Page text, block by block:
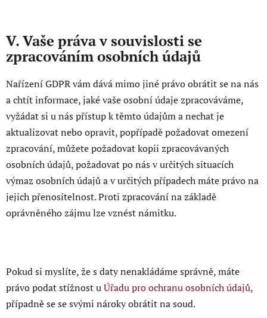
V. Vaše práva v souvislosti se
zpracováním osobních údajů
Nařízení GDPR vám dává mimo jiné právo obrátit se na nás
a chtít informace, jaké vaše osobní údaje zpracováváme,
vyžádat si u nás přístup k těmto údajům a nechat je
aktualizovat nebo opravit, popřípadě požadovat omezení
zpracování, můžete požadovat kopii zpracovávaných
osobních údajů, požadovat po nás v určitých situacích
výmaz osobních údajů a v určitých případech máte právo na
jejich přenositelnost. Proti zpracování na základě
oprávněného zájmu lze vznést námitku.
Pokud si myslíte, že s daty nenakládáme správně, máte
právo podat stížnost uÚřadu pro ochranu osobních údajů,
případně se se svými nároky obrátit na soud.